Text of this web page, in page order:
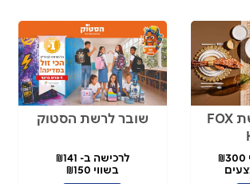
תו קנייה לרשת FOX
שובר לרשת הסטוק
לרכישה ב- ₪141
בשווי ₪150